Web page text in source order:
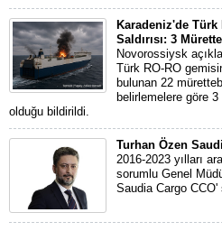
Karadeniz'de Türk
Saldırısı: 3
Novorossiysk
Türk RO-RO
bulunan 22
belirlemelere göre
olduğu bildirildi.
Turhan Özen
2016-2023 yılları
sorumlu Genel
Saudia Cargo CCO'